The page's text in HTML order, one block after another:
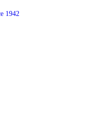
ACASĂ